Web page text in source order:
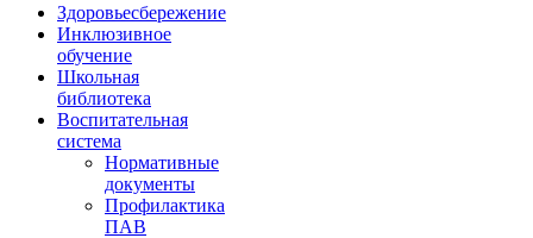
Здоровьесбережение
Инклюзивное
обучение
Школьная
библиотека
Воспитательная
система
Нормативные
документы
Профилактика
ПАВ